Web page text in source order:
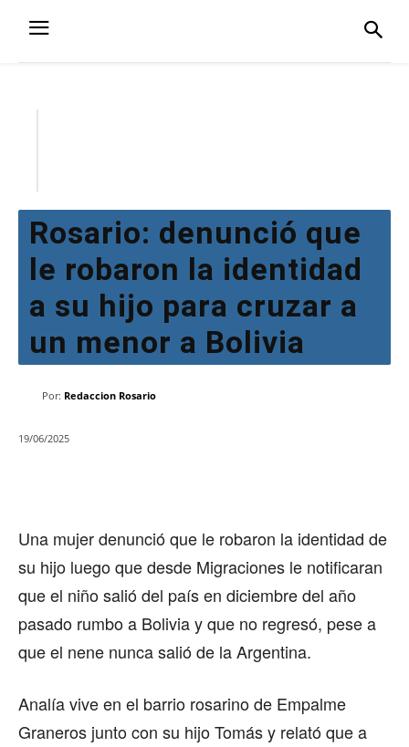
Rosario: denunció que
le robaron la identidad
a su hijo para cruzar a
un menor a Bolivia
Por: Redaccion Rosario
19/06/2025
Una mujer denunció que le robaron la identidad de
su hijo luego que desde Migraciones le notificaran
que el niño salió del país en diciembre del año
pasado rumbo a Bolivia y que no regresó, pese a
que el nene nunca salió de la Argentina.
Analía vive en el barrio rosarino de Empalme
Graneros junto con su hijo Tomás y relató que a